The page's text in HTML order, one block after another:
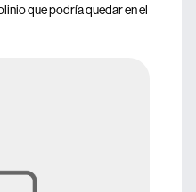
que podría quedar en el